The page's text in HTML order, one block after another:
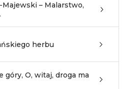
– Malarstwo,
herbu
góry, O, witaj, droga ma